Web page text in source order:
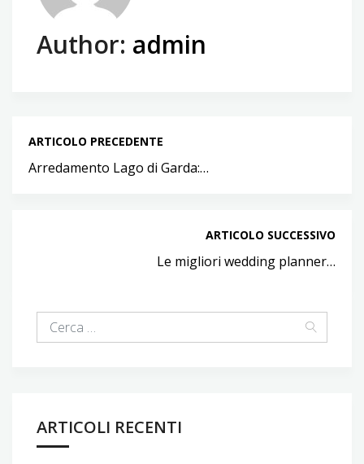
Author: admin
ARTICOLO PRECEDENTE
Arredamento Lago di Garda:…
ARTICOLO SUCCESSIVO
Le migliori wedding planner…
ARTICOLI RECENTI